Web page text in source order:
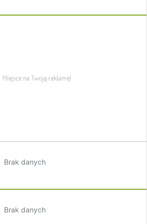
Brak danych
Brak danych